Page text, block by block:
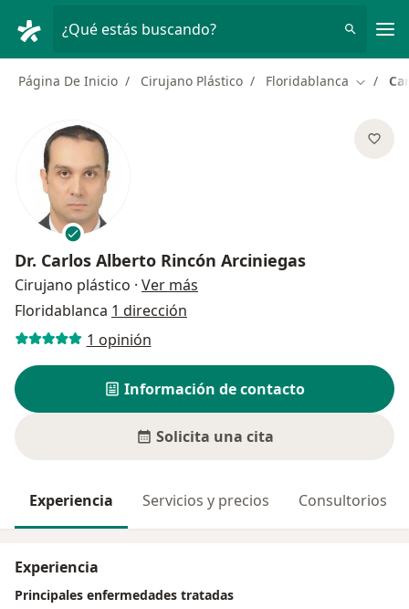
¿Qué estás buscando?
Página De Inicio Cirujano Plástico Floridablanca
Dr. Carlos Alberto Rincón Arciniegas
Cirujano plástico · Ver más
Floridablanca 1 dirección
1 opinión
Información de contacto
Solicita una cita
Experiencia Servicios y precios Consultorios
Experiencia
Principales enfermedades tratadas